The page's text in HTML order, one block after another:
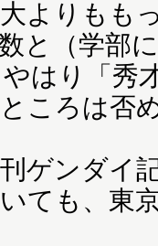
よりもも
と（学部
はり「秀
ころは否
ゲンダイ
ても、東